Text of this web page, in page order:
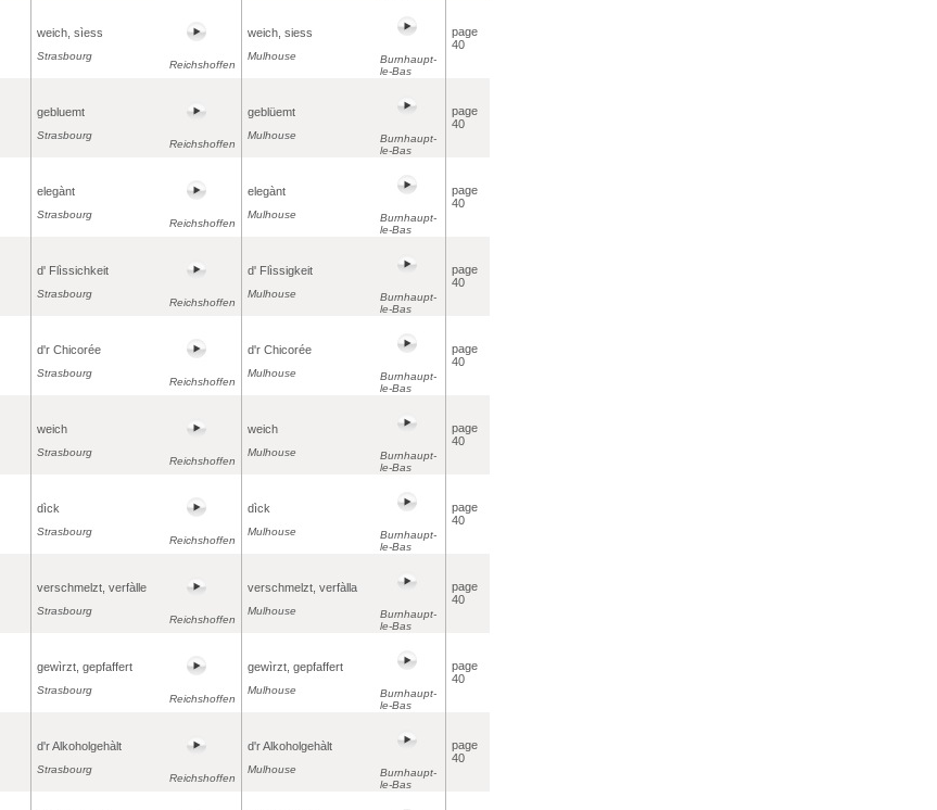
weich, sìess
Strasbourg
Reichshoffen
weich, siess
Mulhouse
Burnhaupt-
le-Bas
page
40
gebluemt
Strasbourg
Reichshoffen
geblüemt
Mulhouse
Burnhaupt-
le-Bas
page
40
elegànt
Strasbourg
Reichshoffen
elegànt
Mulhouse
Burnhaupt-
le-Bas
page
40
d' Flìssichkeit
Strasbourg
Reichshoffen
d' Flìssigkeit
Mulhouse
Burnhaupt-
le-Bas
page
40
d'r Chicorée
Strasbourg
Reichshoffen
d'r Chicorée
Mulhouse
Burnhaupt-
le-Bas
page
40
weich
Strasbourg
Reichshoffen
weich
Mulhouse
Burnhaupt-
le-Bas
page
40
dìck
Strasbourg
Reichshoffen
dìck
Mulhouse
Burnhaupt-
le-Bas
page
40
verschmelzt, verfàlle
Strasbourg
Reichshoffen
verschmelzt, verfàlla
Mulhouse
Burnhaupt-
le-Bas
page
40
gewìrzt, gepfaffert
Strasbourg
Reichshoffen
gewìrzt, gepfaffert
Mulhouse
Burnhaupt-
le-Bas
page
40
d'r Alkoholgehàlt
Strasbourg
Reichshoffen
d'r Alkoholgehàlt
Mulhouse
Burnhaupt-
le-Bas
page
40